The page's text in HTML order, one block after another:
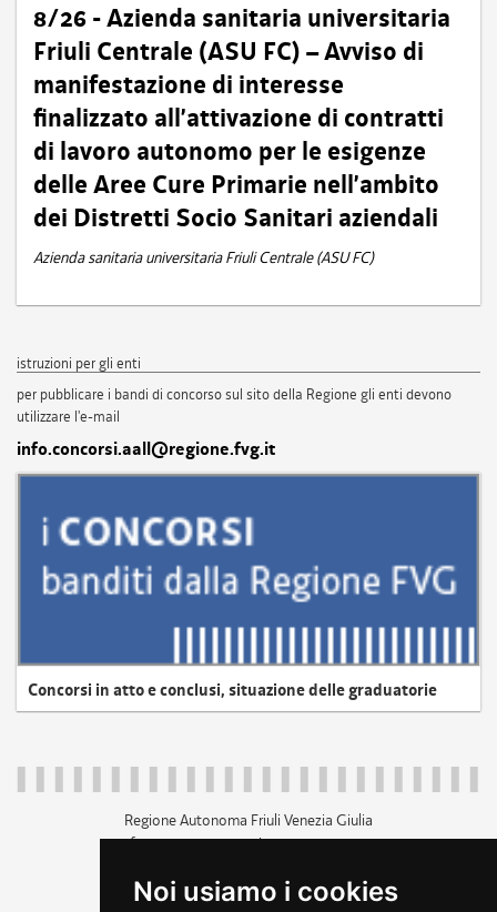
Noi usiamo i cookies
8/26 - Azienda sanitaria universitaria
Friuli Centrale (ASU FC) – Avviso di
manifestazione di interesse
finalizzato all’attivazione di contratti
di lavoro autonomo per le esigenze
delle Aree Cure Primarie nell’ambito
dei Distretti Socio Sanitari aziendali
Azienda sanitaria universitaria Friuli Centrale (ASU FC)
istruzioni per gli enti
per pubblicare i bandi di concorso sul sito della Regione gli enti devono
utilizzare l'e-mail
info.concorsi.aall@regione.fvg.it
Concorsi in atto e conclusi, situazione delle graduatorie
Regione Autonoma Friuli Venezia Giulia
c.f. 80014930327; p.iva 00526040324
+39 040 3771111